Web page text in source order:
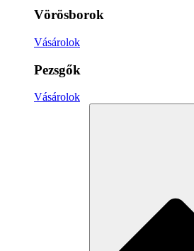
Vörösborok
Vásárolok
Pezsgők
Vásárolok